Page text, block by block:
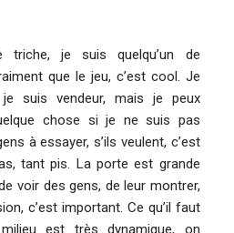
triche, je suis quelqu’un de
que le jeu, c’est cool. Je
suis vendeur, mais je peux
chose si je ne suis pas
à essayer, s’ils veulent, c’est
tant pis. La porte est grande
voir des gens, de leur montrer,
c’est important. Ce qu’il faut
est très dynamique, on